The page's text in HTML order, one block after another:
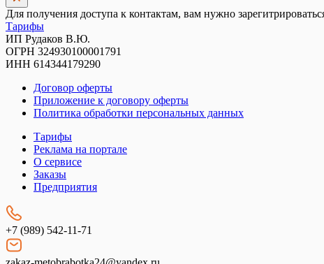
Для получения доступа к контактам, вам нужно
Тарифы
ИП Рудаков В.Ю.
ОГРН 324930100001791
ИНН 614344179290
Договор оферты
Приложение к договору оферты
Политика обработки персональных данных
Тарифы
Реклама на портале
О сервисе
Заказы
Предприятия
+7 (989) 542-11-71